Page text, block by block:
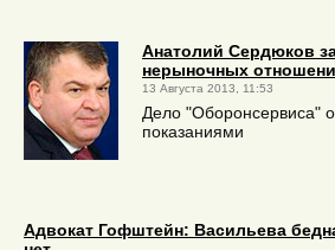
Анатолий Сердюков
нерыночных
13 Августа 2013, 11:53
Дело "Оборонсервиса"
показаниями
Адвокат Гофштейн: Васильева